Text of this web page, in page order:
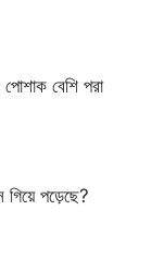
বেশি পরা
গিয়ে পড়েছে?